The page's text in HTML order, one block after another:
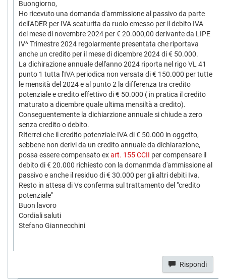
Buongiorno,
Ho ricevuto una domanda d'ammissione al passivo da parte
dell'ADER per IVA scaturita da ruolo emesso per il debito IVA
del mese di novembre 2024 per € 20.000,00 derivante da LIPE
IV^ Trimestre 2024 regolarmente presentata che riportava
anche un credito per il mese di dicembre 2024 di € 50.000.
La dichirazione annuale dell'anno 2024 riporta nel rigo VL 41
punto 1 tutta l'IVA periodica non versata di € 150.000 per tutte
le mensità del 2024 e al punto 2 la differenza tra credito
potenziale e credito effettivo di € 50.000 ( in pratica il credito
maturato a dicembre quale ultima mensiltà a credito).
Conseguentemente la dichiarzione annuale si chiude a zero
senza credito o debito.
RIterrei che il credito potenziale IVA di € 50.000 in oggetto,
sebbene non derivi da un credito annuale da dichiarazione,
possa essere compensato exart. 155 CCII per compensare il
debito di € 20.000 richiesto con la domanmda d'ammissione al
passivo e anche il residuo di € 30.000 per gli altri debiti Iva.
Resto in attesa di Vs conferma sul trattamento del "credito
potenziale"
Buon lavoro
Cordiali saluti
Stefano Giannecchini
Rispondi